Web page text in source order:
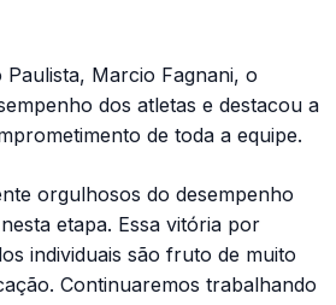
Paulista, Marcio Fagnani, o
dos atletas e destacou a
de toda a equipe.
orgulhosos do desempenho
etapa. Essa vitória por
individuais são fruto de muito
Continuaremos trabalhando